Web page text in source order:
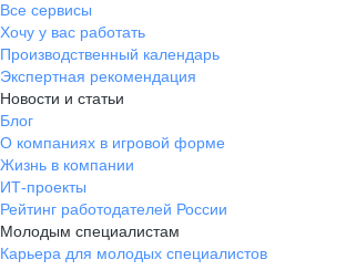
Все сервисы
Хочу у вас работать
Производственный календарь
Экспертная рекомендация
Новости и статьи
Блог
О компаниях в игровой форме
Жизнь в компании
ИТ-проекты
Рейтинг работодателей России
Молодым специалистам
Карьера для молодых специалистов